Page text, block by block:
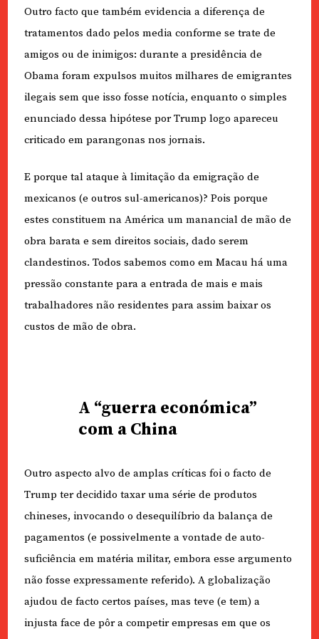
Outro facto que também evidencia a diferença de
tratamentos dado pelos media conforme se trate de
amigos ou de inimigos: durante a presidência de
Obama foram expulsos muitos milhares de emigrantes
ilegais sem que isso fosse notícia, enquanto o simples
enunciado dessa hipótese por Trump logo apareceu
criticado em parangonas nos jornais.
E porque tal ataque à limitação da emigração de
mexicanos (e outros sul-americanos)? Pois porque
estes constituem na América um manancial de mão de
obra barata e sem direitos sociais, dado serem
clandestinos. Todos sabemos como em Macau há uma
pressão constante para a entrada de mais e mais
trabalhadores não residentes para assim baixar os
custos de mão de obra.
A “guerra económica”
com a China
Outro aspecto alvo de amplas críticas foi o facto de
Trump ter decidido taxar uma série de produtos
chineses, invocando o desequilíbrio da balança de
pagamentos (e possivelmente a vontade de auto-
suficiência em matéria militar, embora esse argumento
não fosse expressamente referido). A globalização
ajudou de facto certos países, mas teve (e tem) a
injusta face de pôr a competir empresas em que os